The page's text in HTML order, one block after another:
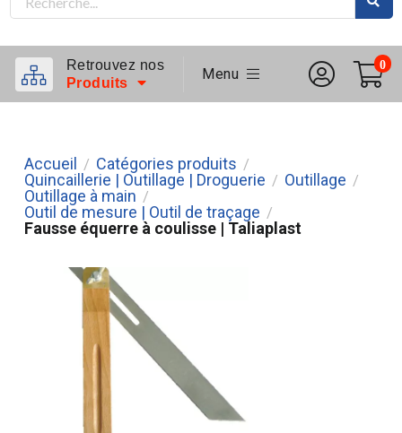
Retrouvez nos
Produits
Menu
0
Accueil / Catégories produits /
Quincaillerie | Outillage | Droguerie / Outillage /
Outillage à main /
Outil de mesure | Outil de traçage /
Fausse équerre à coulisse | Taliaplast